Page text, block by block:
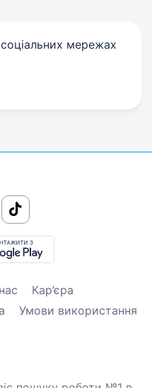
мережах
Кар’єра
Умови використання